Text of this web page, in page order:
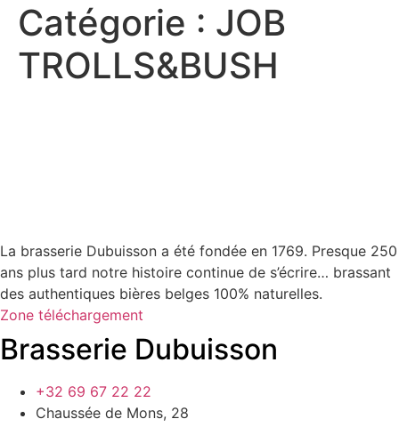
Catégorie : JOB
TROLLS&BUSH
La brasserie Dubuisson a été fondée en 1769. Presque 250
ans plus tard notre histoire continue de s’écrire… brassant
des authentiques bières belges 100% naturelles.
Zone téléchargement
Brasserie Dubuisson
+32 69 67 22 22
Chaussée de Mons, 28